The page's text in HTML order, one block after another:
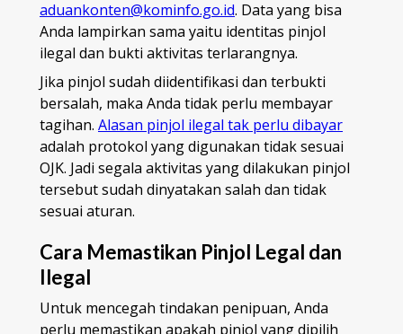
aduankonten@kominfo.go.id. Data yang bisa
Anda lampirkan sama yaitu identitas pinjol
ilegal dan bukti aktivitas terlarangnya.
Jika pinjol sudah diidentifikasi dan terbukti
bersalah, maka Anda tidak perlu membayar
tagihan. Alasan pinjol ilegal tak perlu dibayar
adalah protokol yang digunakan tidak sesuai
OJK. Jadi segala aktivitas yang dilakukan pinjol
tersebut sudah dinyatakan salah dan tidak
sesuai aturan.
Cara Memastikan Pinjol Legal dan
Ilegal
Untuk mencegah tindakan penipuan, Anda
perlu memastikan apakah pinjol yang dipilih